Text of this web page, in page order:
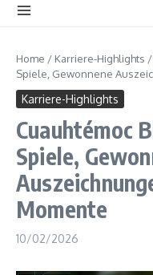
Home / Karriere-Highlights /
Spiele, Gewonnene
Karriere-Highlights
Cuauhtémoc
Spiele,
Momente
10/02/2026